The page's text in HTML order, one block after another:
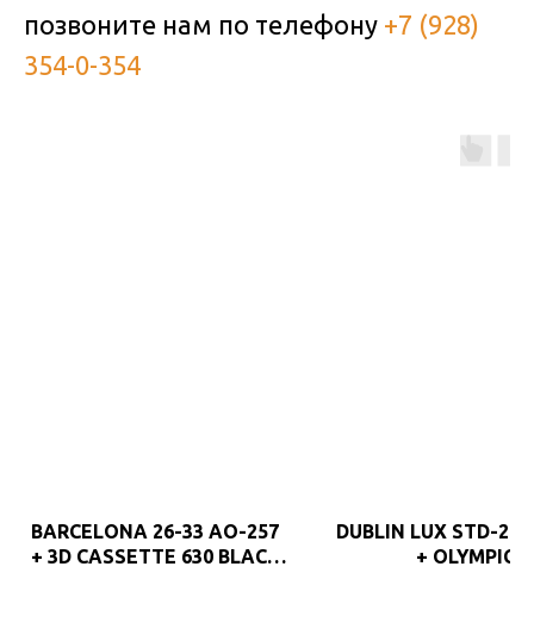
позвоните нам по телефону +7 (928)
354-0-354
BARCELONA 26-33 AO-257
+ 3D CASSETTE 630 BLACK
DUBLIN LUX STD-24
+ OLYMPIC